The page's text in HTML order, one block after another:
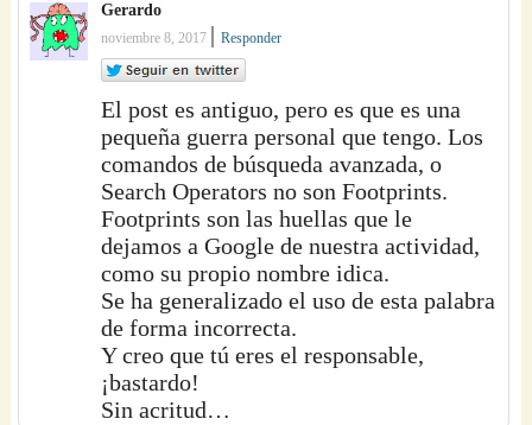
Gerardo
noviembre 8, 2017 |Responder
El post es antiguo, pero es que es una
pequeña guerra personal que tengo. Los
comandos de búsqueda avanzada, o
Search Operators no son Footprints.
Footprints son las huellas que le
dejamos a Google de nuestra actividad,
como su propio nombre idica.
Se ha generalizado el uso de esta palabra
de forma incorrecta.
Y creo que tú eres el responsable,
¡bastardo!
Sin acritud…